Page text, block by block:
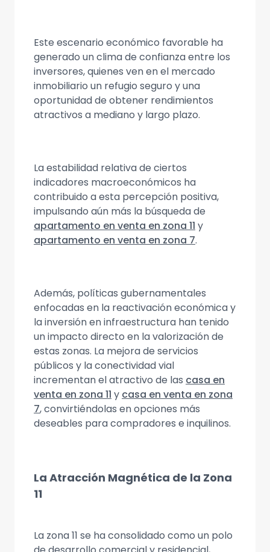
Este escenario económico favorable ha
generado un clima de confianza entre los
inversores, quienes ven en el mercado
inmobiliario un refugio seguro y una
oportunidad de obtener rendimientos
atractivos a mediano y largo plazo.
La estabilidad relativa de ciertos
indicadores macroeconómicos ha
contribuido a esta percepción positiva,
impulsando aún más la búsqueda de
apartamento en venta en zona 11 y
apartamento en venta en zona 7.
Además, políticas gubernamentales
enfocadas en la reactivación económica y
la inversión en infraestructura han tenido
un impacto directo en la valorización de
estas zonas. La mejora de servicios
públicos y la conectividad vial
incrementan el atractivo de las casa en
venta en zona 11 y casa en venta en zona
7, convirtiéndolas en opciones más
deseables para compradores e inquilinos.
La Atracción Magnética de la Zona
11
La zona 11 se ha consolidado como un polo